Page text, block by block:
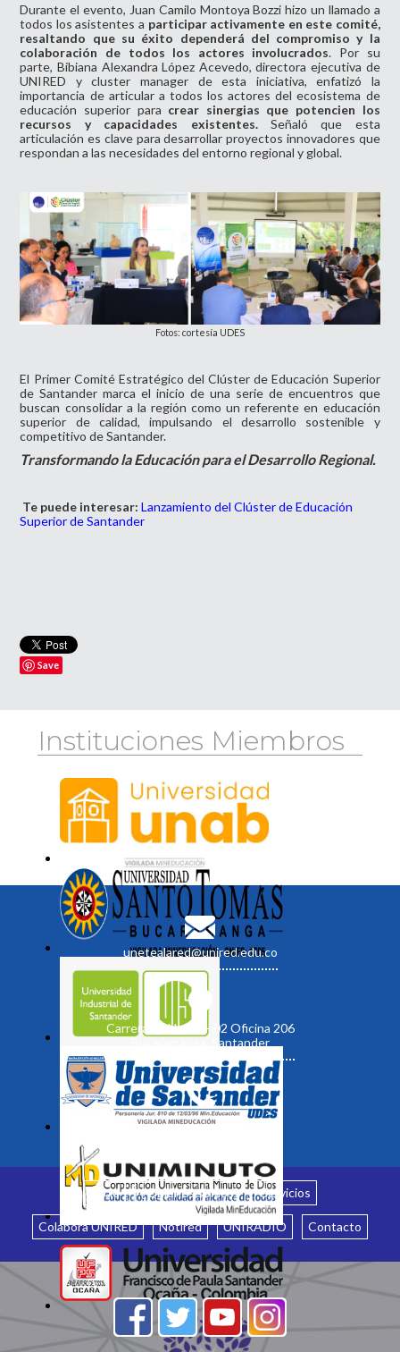
Durante el evento, Juan Camilo Montoya Bozzi hizo un llamado a
todos los asistentes a participar activamente en este comité,
resaltando que su éxito dependerá del compromiso y la
colaboración de todos los actores involucrados. Por su
parte, Bibiana Alexandra López Acevedo, directora ejecutiva de
UNIRED y cluster manager de esta iniciativa, enfatizó la
importancia de articular a todos los actores del ecosistema de
educación superior para crear sinergias que potencien los
recursos y capacidades existentes.Señaló que esta
articulación es clave para desarrollar proyectos innovadores que
respondan a las necesidades del entorno regional y global.
Fotos: cortesía UDES
El Primer Comité Estratégico del Clúster de Educación Superior
de Santander marca el inicio de una serie de encuentros que
buscan consolidar a la región como un referente en educación
superior de calidad, impulsando el desarrollo sostenible y
competitivo de Santander.
Transformando la Educación para el Desarrollo Regional.
Te puede interesar: Lanzamiento del Clúster de Educación
Superior de Santander
Save
Instituciones Miembros
unetealared@unired.edu.co
Carrera 19 No. 35 - 02 Oficina 206
Bucaramanga, Santander
Inicio ¿Quiénes somos? Servicios
Colabora UNIRED Notired UNIRADIO Contacto